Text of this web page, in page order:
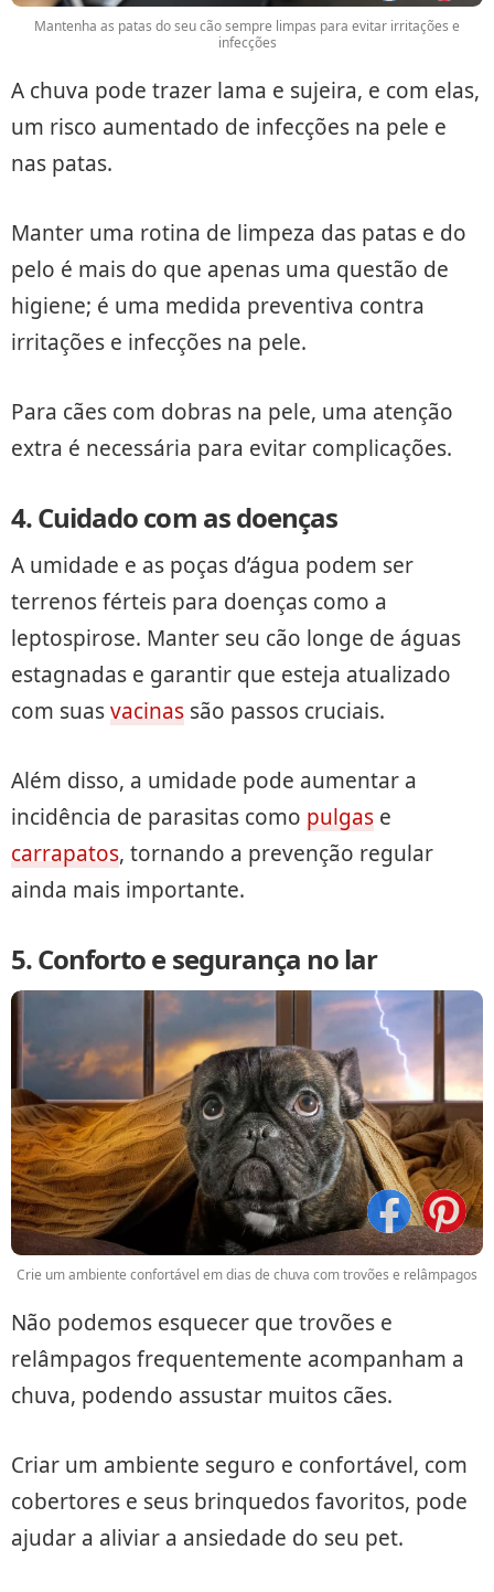
Mantenha as patas do seu cão sempre limpas para evitar irritações e
infecções
A chuva pode trazer lama e sujeira, e com elas,
um risco aumentado de infecções na pele e
nas patas.
Manter uma rotina de limpeza das patas e do
pelo é mais do que apenas uma questão de
higiene; é uma medida preventiva contra
irritações e infecções na pele.
Para cães com dobras na pele, uma atenção
extra é necessária para evitar complicações.
4. Cuidado com as doenças
A umidade e as poças d’água podem ser
terrenos férteis para doenças como a
leptospirose. Manter seu cão longe de águas
estagnadas e garantir que esteja atualizado
com suasvacinas são passos cruciais.
Além disso, a umidade pode aumentar a
incidência de parasitas como pulgas e
carrapatos, tornando a prevenção regular
ainda mais importante.
5. Conforto e segurança no lar
Crie um ambiente confortável em dias de chuva com trovões e relâmpagos
Não podemos esquecer que trovões e
relâmpagos frequentemente acompanham a
chuva, podendo assustar muitos cães.
Criar um ambiente seguro e confortável, com
cobertores e seus brinquedos favoritos, pode
ajudar a aliviar a ansiedade do seu pet.